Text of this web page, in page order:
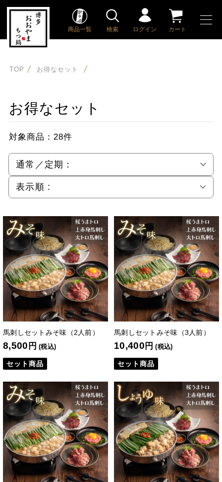
商品一覧 検索 ログイン カート
TOP お得なセット
お得なセット
対象商品： 28件
通常／定期：
表示順 :
馬刺しセットみそ味（2人前）
8,500 円 (税込)
セット商品
馬刺しセットみそ味（3人前）
10,400 円 (税込)
セット商品